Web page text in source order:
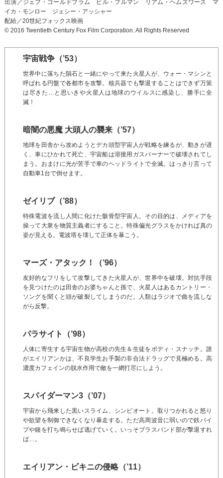
出演／ジェフ・ゴールドブラム ビル・プルマン リアム・ヘムズワース マ
イカ・モンロー ジェシー・アッシャー
配給／20世紀フォックス映画
© 2016 Twentieth Century Fox Film Corporation. All Rights Reserved
宇宙戦争（’53）
世界中に落ちた隕石と一緒にやって来た火星人が、ウォー・マシンと
呼ばれる円盤で各都市を攻撃。核兵器でも撃退することはできず万策
は尽きた…と思いきや火星人は地球のウイルスに感染し、勝手に全
滅！
暗闇の悪魔 大頭人の襲来（’57）
地球を田舎から攻めようとデカ頭型宇宙人が戦略を練るが、動きが遅
く、車にひかれて死亡、宇宙船は溶接用ガスバーナーで破壊されてし
まう。おまけに光が苦手で車のヘッドライトで全滅。はっきり言って
自動車1台で倒せます。
ゼイリブ（’88）
特殊電波を流し人間に化けた骸骨型宇宙人。その目的は、メディアを
操って大衆を物質主義者にすること。特殊偏光グラスをかければ真の
姿が見える。電波塔を壊して正体を暴こう。
マーズ・アタック！（’96）
友好的なフリをして攻撃してきた火星人が、世界中を破壊。対抗手段
を見つけたのは田舎のお婆ちゃんと孫で、火星人はあるカントリー・
ソングを聞くと頭が破裂してしまうのだ。人類はラジオで曲を流しな
がら反撃。
パラサイト（’98）
人体に寄生する宇宙生物が高校の先生＆生徒をボディ・スナッチ。誰
がエイリアンかは、不良学生お手製の非合法ドラッグで見極める。高
濃度カフェインの脱水作用で敵を一網打尽にしよう。
スパイダーマン3（’07）
宇宙から飛来した黒いスライム、シンビオート。取りつかれると怒り
や欲望を制御できなくなり暴走する。ただ高周波音に弱いので鉄パイ
プや鐘を打ち鳴らせば逃げていく。いっそブラスバンド部が撃退すれ
ば…。
エイリアン・ビキニの侵略（’11）